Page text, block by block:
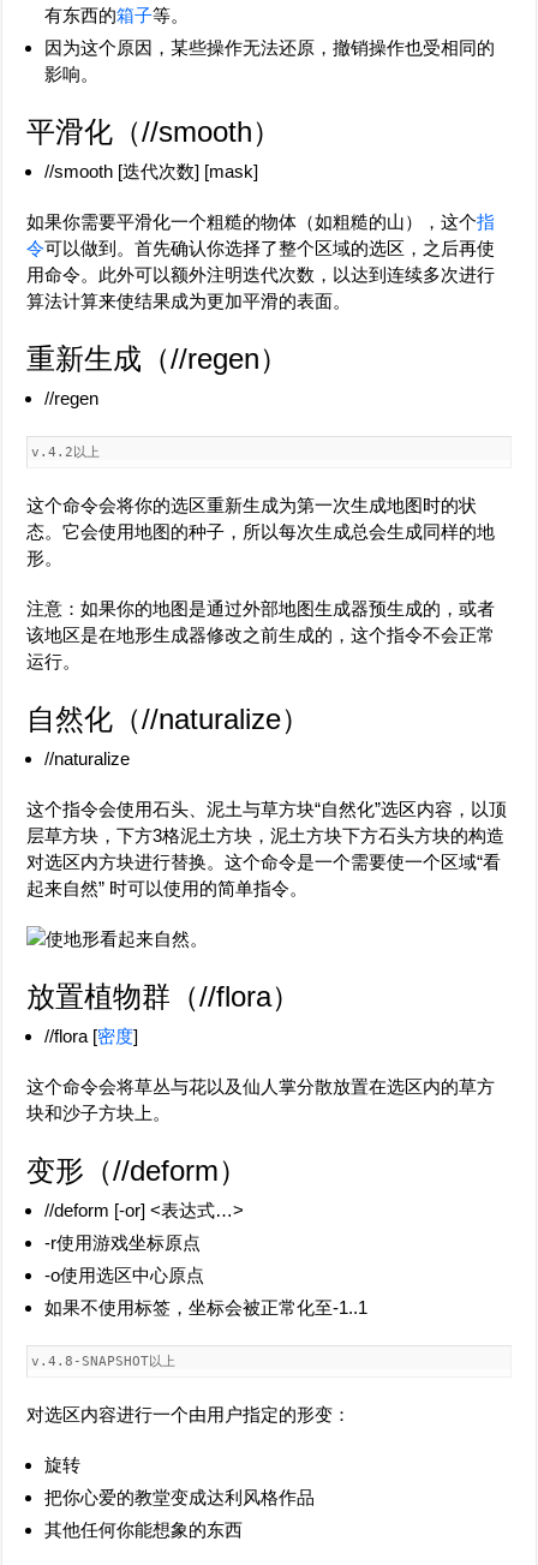
有东西的箱子等。
因为这个原因，某些操作无法还原，撤销操作也受相同的
影响。
平滑化（//smooth）
//smooth [迭代次数] [mask]
如果你需要平滑化一个粗糙的物体（如粗糙的山），这个指
令可以做到。首先确认你选择了整个区域的选区，之后再使
用命令。此外可以额外注明迭代次数，以达到连续多次进行
算法计算来使结果成为更加平滑的表面。
重新生成（//regen）
//regen
v.4.2以上
这个命令会将你的选区重新生成为第一次生成地图时的状
态。它会使用地图的种子，所以每次生成总会生成同样的地
形。
注意：如果你的地图是通过外部地图生成器预生成的，或者
该地区是在地形生成器修改之前生成的，这个指令不会正常
运行。
自然化（//naturalize）
//naturalize
这个指令会使用石头、泥土与草方块“自然化”选区内容，以顶
层草方块，下方3格泥土方块，泥土方块下方石头方块的构造
对选区内方块进行替换。这个命令是一个需要使一个区域“看
起来自然” 时可以使用的简单指令。
放置植物群（//flora）
//flora [密度]
这个命令会将草丛与花以及仙人掌分散放置在选区内的草方
块和沙子方块上。
变形（//deform）
//deform [-or] <表达式…>
-r使用游戏坐标原点
-o使用选区中心原点
如果不使用标签，坐标会被正常化至-1..1
v.4.8-SNAPSHOT以上
对选区内容进行一个由用户指定的形变：
旋转
把你心爱的教堂变成达利风格作品
其他任何你能想象的东西